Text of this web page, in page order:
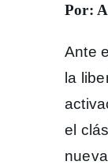
Por:
Ante
la
el